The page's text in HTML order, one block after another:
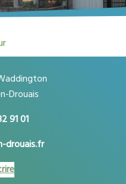
Drouais
91 01
drouais.fr